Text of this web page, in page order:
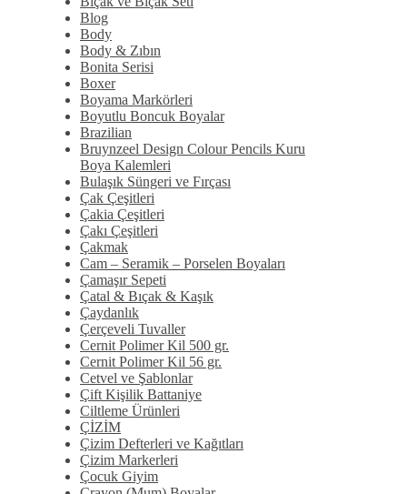
Blog
Body
Body & Zıbın
Bonita Serisi
Boxer
Boyama Markörleri
Boyutlu Boncuk Boyalar
Brazilian
Bruynzeel Design Colour Pencils Kuru
Boya Kalemleri
Bulaşık Süngeri ve Fırçası
Çak Çeşitleri
Çakia Çeşitleri
Çakı Çeşitleri
Çakmak
Cam – Seramik – Porselen Boyaları
Çamaşır Sepeti
Çatal & Bıçak & Kaşık
Çaydanlık
Çerçeveli Tuvaller
Cernit Polimer Kil 500 gr.
Cernit Polimer Kil 56 gr.
Cetvel ve Şablonlar
Çift Kişilik Battaniye
Ciltleme Ürünleri
ÇİZİM
Çizim Defterleri ve Kağıtları
Çizim Markerleri
Çocuk Giyim